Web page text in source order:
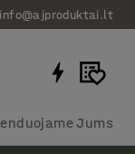
info@ajproduktai.lt
Jums